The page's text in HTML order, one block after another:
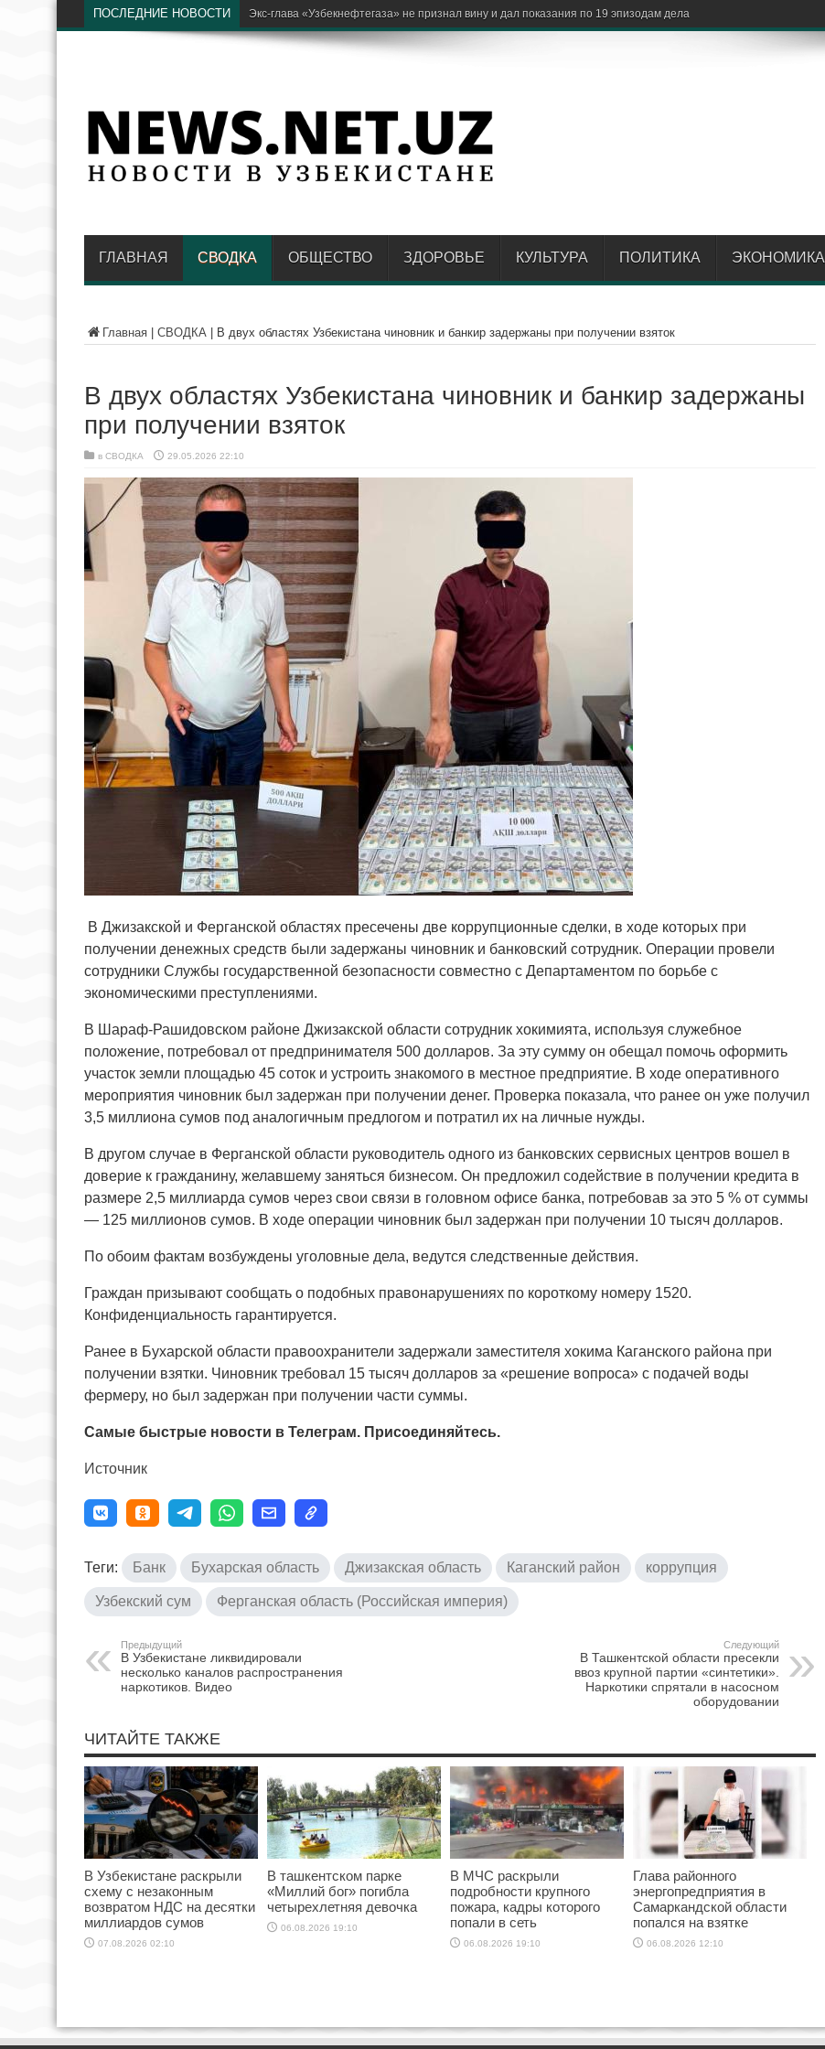
ПОСЛЕДНИЕ НОВОСТИ В
ГЛАВНАЯ СВОДКА ОБЩЕСТВО ЗДОРОВЬЕ КУЛЬТУРА ПОЛИТИКА ЭКОНОМИКА
Главная СВОДКА В двух областях Узбекистана чиновник и банкир задержаны при получении взяток
В двух областях Узбекистана чиновник и банкир задержаны
при получении взяток
в СВОДКА 29.05.2026 22:10
В Джизакской и Ферганской областях пресечены две коррупционные сделки, в ходе которых при
получении денежных средств были задержаны чиновник и банковский сотрудник. Операции провели
сотрудники Службы государственной безопасности совместно с Департаментом по борьбе с
экономическими преступлениями.
В Шараф-Рашидовском районе Джизакской области сотрудник хокимията, используя служебное
положение, потребовал от предпринимателя 500 долларов. За эту сумму он обещал помочь оформить
участок земли площадью 45 соток и устроить знакомого в местное предприятие. В ходе оперативного
мероприятия чиновник был задержан при получении денег. Проверка показала, что ранее он уже получил
3,5 миллиона сумов под аналогичным предлогом и потратил их на личные нужды.
В другом случае в Ферганской области руководитель одного из банковских сервисных центров вошел в
доверие к гражданину, желавшему заняться бизнесом. Он предложил содействие в получении кредита в
размере 2,5 миллиарда сумов через свои связи в головном офисе банка, потребовав за это 5 % от суммы
— 125 миллионов сумов. В ходе операции чиновник был задержан при получении 10 тысяч долларов.
По обоим фактам возбуждены уголовные дела, ведутся следственные действия.
Граждан призывают сообщать о подобных правонарушениях по короткому номеру 1520.
Конфиденциальность гарантируется.
Ранее в Бухарской области правоохранители задержали заместителя хокима Каганского района при
получении взятки. Чиновник требовал 15 тысяч долларов за «решение вопроса» с подачей воды
фермеру, но был задержан при получении части суммы.
Самые быстрые новости в Телеграм. Присоединяйтесь.
Источник
Теги: Банк Бухарская область Джизакская область Каганский район коррупция
Узбекский сум Ферганская область (Российская империя)
Предыдущий
В Узбекистане ликвидировали
несколько каналов распространения
наркотиков. Видео
Следующий
В Ташкентской области пресекли
ввоз крупной партии «синтетики».
Наркотики спрятали в насосном
оборудовании
ЧИТАЙТЕ ТАКЖЕ
В Узбекистане раскрыли
схему с незаконным
возвратом НДС на десятки
миллиардов сумов
07.08.2026 02:10
В ташкентском парке
«Миллий бог» погибла
четырехлетняя девочка
06.08.2026 19:10
В МЧС раскрыли
подробности крупного
пожара, кадры которого
попали в сеть
06.08.2026 19:10
Глава районного
энергопредприятия в
Самаркандской области
попался на взятке
06.08.2026 12:10